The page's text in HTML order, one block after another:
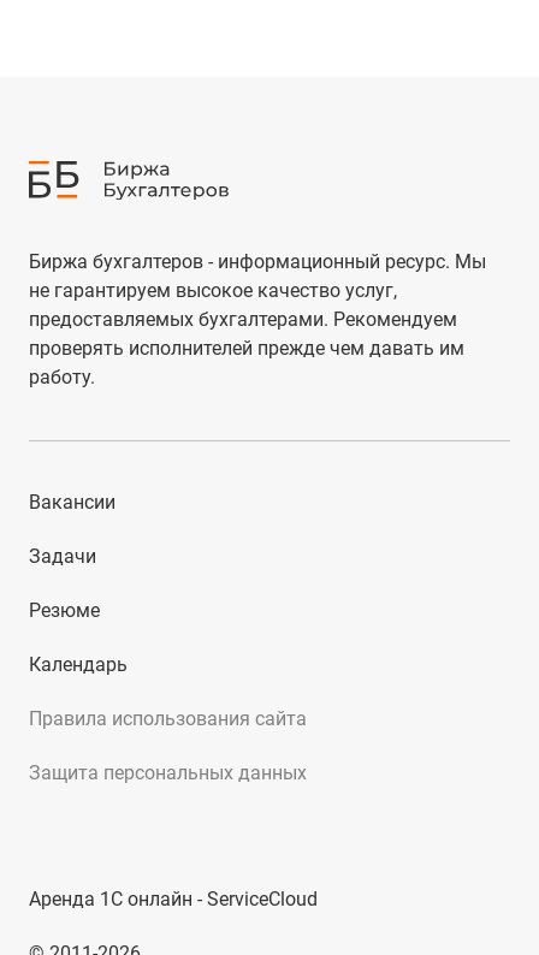
Биржа бухгалтеров - информационный ресурс. Мы
не гарантируем высокое качество услуг,
предоставляемых бухгалтерами. Рекомендуем
проверять исполнителей прежде чем давать им
работу.
Правила использования сайта
Защита персональных данных
Вакансии
Задачи
Резюме
Календарь
Аренда 1С онлайн - ServiceCloud